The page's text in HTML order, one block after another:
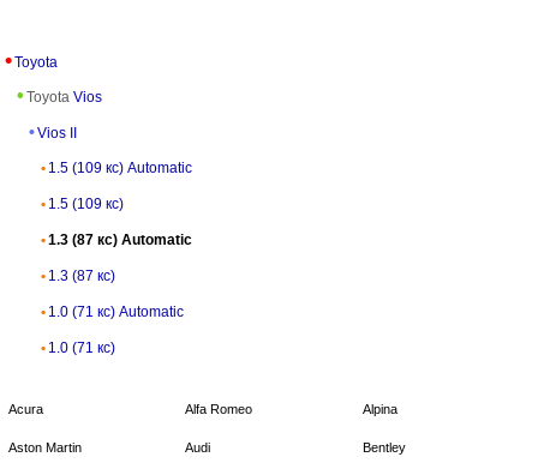
Toyota
Toyota Vios
Vios II
1.5 (109 кс) Automatic
1.5 (109 кс)
1.3 (87 кс) Automatic
1.3 (87 кс)
1.0 (71 кс) Automatic
1.0 (71 кс)
Acura Alfa Romeo Alpina
Aston Martin Audi Bentley